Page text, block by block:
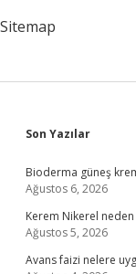
Sitemap
Sidebar
Son Yazılar
Bioderma güneş
Ağustos 6, 2026
Kerem Nikerel
Ağustos 5, 2026
Avans faizi nelere